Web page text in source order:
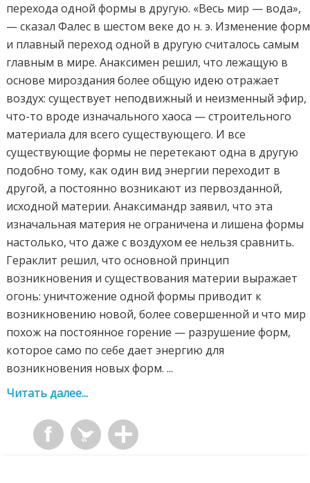
перехода одной формы в другую. «Весь мир — вода»,
— сказал Фалес в шестом веке до н. э. Изменение форм
и плавный переход одной в другую считалось самым
главным в мире. Анаксимен решил, что лежащую в
основе мироздания более общую идею отражает
воздух: существует неподвижный и неизменный эфир,
что-то вроде изначального хаоса — строительного
материала для всего существующего. И все
существующие формы не перетекают одна в другую
подобно тому, как один вид энергии переходит в
другой, а постоянно возникают из первозданной,
исходной материи. Анаксимандр заявил, что эта
изначальная материя не ограничена и лишена формы
настолько, что даже с воздухом ее нельзя сравнить.
Гераклит решил, что основной принцип
возникновения и существования материи выражает
огонь: уничтожение одной формы приводит к
возникновению новой, более совершенной и что мир
похож на постоянное горение — разрушение форм,
которое само по себе дает энергию для
возникновения новых форм. ...
Читать далее...